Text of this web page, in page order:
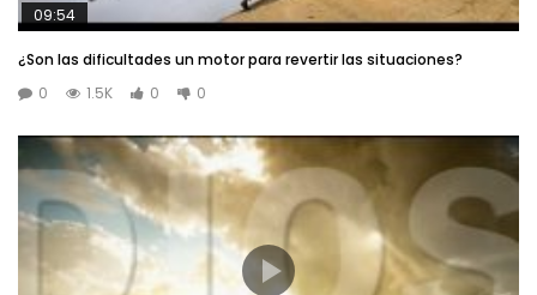
09:54
¿Son las dificultades un motor para revertir las situaciones?
0
1.5K 0 0